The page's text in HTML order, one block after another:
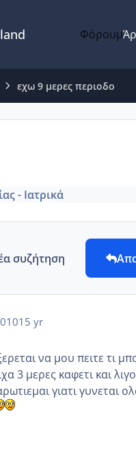
Φόρουμ
εχω 9 μερες περιοδο
- Ιατρικά
συζήτηση
15 yr
να μου πειτε τι
3 μερες καφετι και
γιατι γυνεται